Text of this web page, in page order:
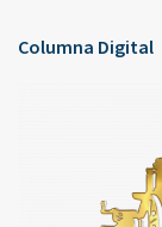
Columna Digital